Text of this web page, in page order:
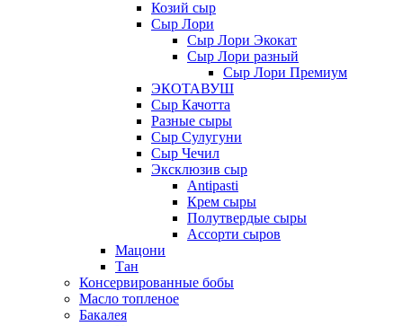
Козий сыр
Сыр Лори
Сыр Лори Экокат
Сыр Лори разный
Сыр Лори Премиум
ЭКОТАВУШ
Сыр Качотта
Разные сыры
Сыр Сулугуни
Сыр Чечил
Эксклюзив сыр
Antipasti
Крем сыры
Полутвердые сыры
Ассорти сыров
Мацони
Тан
Консервированные бобы
Масло топленое
Бакалея